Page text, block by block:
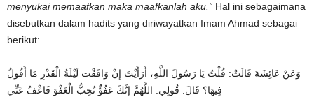
menyukai memaafkan maka maafkanlah aku.” Hal ini sebagaimana
disebutkan dalam hadits yang diriwayatkan Imam Ahmad sebagai
berikut:
وَعَنْ عَائِشَةَ قَالَتْ: قُلْتُ يَا رَسُولَ اللَّهِ، أَرَأَيْتَ إنْ وَافَقْت لَيْلَةُ الْقَدْرِ مَا أَقُولُ
فِيهَا؟ قَالَ: قُولِي: اللَّهُمَّ إنَّكَ عَفُوٌّ تُحِبُّ الْعَفْوَ فَاعْفُ عَنِّي